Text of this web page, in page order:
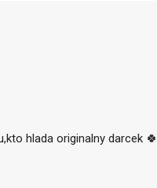
hlada originalny darcek 🍀